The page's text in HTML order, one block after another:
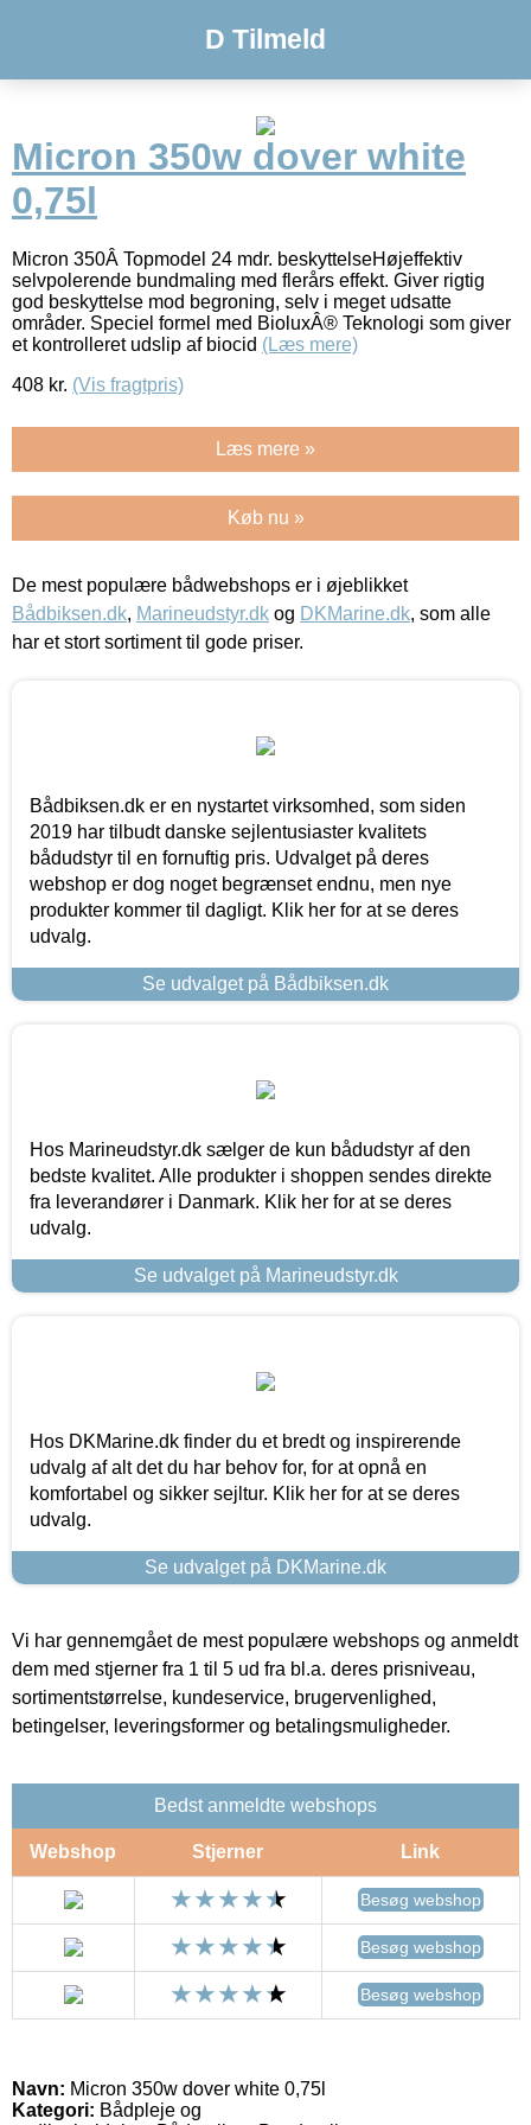
D Tilmeld
Micron 350w dover white
0,75l
Micron 350Â Topmodel 24 mdr. beskyttelseHøjeffektiv
selvpolerende bundmaling med flerårs effekt. Giver rigtig
god beskyttelse mod begroning, selv i meget udsatte
områder. Speciel formel med BioluxÂ® Teknologi som giver
et kontrolleret udslip af biocid (Læs mere)
408 kr. (Vis fragtpris)
Læs mere »
Køb nu »
De mest populære bådwebshops er i øjeblikket
Bådbiksen.dk, Marineudstyr.dk og DKMarine.dk, som alle
har et stort sortiment til gode priser.
Bådbiksen.dk er en nystartet virksomhed, som siden
2019 har tilbudt danske sejlentusiaster kvalitets
bådudstyr til en fornuftig pris. Udvalget på deres
webshop er dog noget begrænset endnu, men nye
produkter kommer til dagligt. Klik her for at se deres
udvalg.
Se udvalget på Bådbiksen.dk
Hos Marineudstyr.dk sælger de kun bådudstyr af den
bedste kvalitet. Alle produkter i shoppen sendes direkte
fra leverandører i Danmark. Klik her for at se deres
udvalg.
Se udvalget på Marineudstyr.dk
Hos DKMarine.dk finder du et bredt og inspirerende
udvalg af alt det du har behov for, for at opnå en
komfortabel og sikker sejltur. Klik her for at se deres
udvalg.
Se udvalget på DKMarine.dk
Vi har gennemgået de mest populære webshops og anmeldt
dem med stjerner fra 1 til 5 ud fra bl.a. deres prisniveau,
sortimentstørrelse, kundeservice, brugervenlighed,
betingelser, leveringsformer og betalingsmuligheder.
Bedst anmeldte webshops
Webshop Stjerner Link
Besøg webshop
Besøg webshop
Besøg webshop
Navn: Micron 350w dover white 0,75l
Kategori: Bådpleje og